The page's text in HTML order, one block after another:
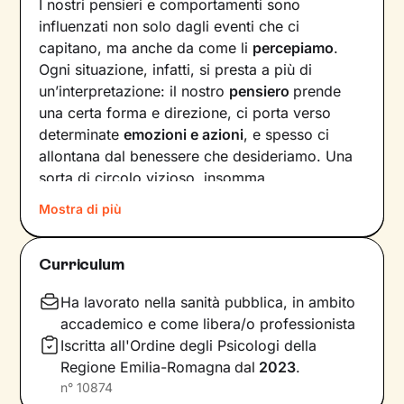
I nostri pensieri e comportamenti sono
influenzati non solo dagli eventi che ci
capitano, ma anche da come li percepiamo.
Ogni situazione, infatti, si presta a più di
un’interpretazione: il nostro pensiero prende
una certa forma e direzione, ci porta verso
determinateemozioni e azioni, e spesso ci
allontana dal benessere che desideriamo. Una
sorta di circolo vizioso, insomma.
Si può interrompere questo circuito,
innescando uncambiamento che porti a una
maggiore serenità
comportamenti che lo generano.
Il mio compito sarà quello di accompagnarti in
questo processo, aiutandoti prima di tutto a
diventareconsapevole di tutto quello
Mostra di più
Curriculum
Ha lavorato nella sanità pubblica, in ambito
accademico e come libera/o professionista
Iscritta all'Ordine degli Psicologi della
Regione Emilia-Romagna dal 2023.
n° 10874